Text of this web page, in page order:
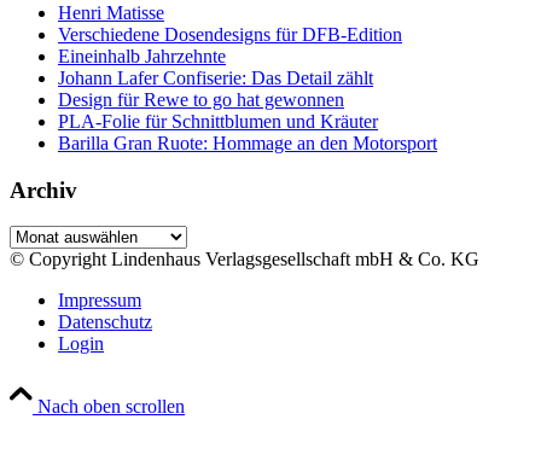
Henri Matisse
Verschiedene Dosendesigns für DFB-Edition
Eineinhalb Jahrzehnte
Johann Lafer Confiserie: Das Detail zählt
Design für Rewe to go hat gewonnen
PLA-Folie für Schnittblumen und Kräuter
Barilla Gran Ruote: Hommage an den Motorsport
Archiv
Archiv
© Copyright Lindenhaus Verlagsgesellschaft mbH & Co. KG
Impressum
Datenschutz
Login
Nach oben scrollen